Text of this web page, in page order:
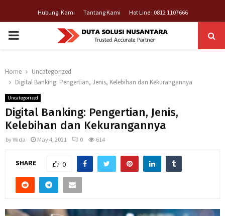
Hubungi Kami Tantang Kami Hot Line : 0812 1107666
PRIMARY
Home
Uncategorized
Digital Banking: Pengertian, Jenis, Kelebihan dan Kekurangannya
Uncategorized
Digital Banking: Pengertian, Jenis,
Kelebihan dan Kekurangannya
byWida May 4, 2021 0 614
SHARE 0